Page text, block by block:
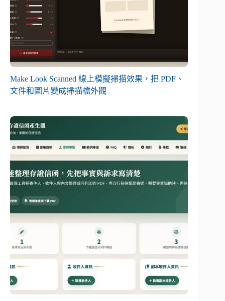
Make Look Scanned 線上模擬掃描效果，把 PDF、
文件和圖片變成掃描檔外觀